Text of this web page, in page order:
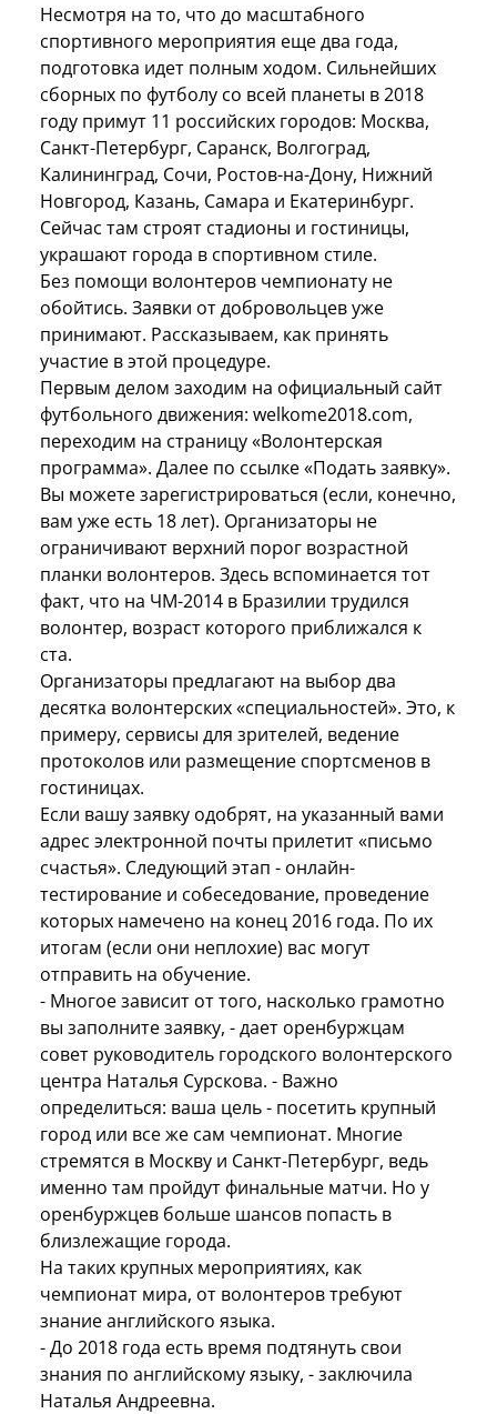
Несмотря на то, что до масштабного
спортивного мероприятия еще два года,
подготовка идет полным ходом. Сильнейших
сборных по футболу со всей планеты в 2018
году примут 11 российских городов: Москва,
Санкт-Петербург, Саранск, Волгоград,
Калининград, Сочи, Ростов-на-Дону, Нижний
Новгород, Казань, Самара и Екатеринбург.
Сейчас там строят стадионы и гостиницы,
украшают города в спортивном стиле.
Без помощи волонтеров чемпионату не
обойтись. Заявки от добровольцев уже
принимают. Рассказываем, как принять
участие в этой процедуре.
Первым делом заходим на официальный сайт
футбольного движения: welkome2018.com,
переходим на страницу «Волонтерская
программа». Далее по ссылке «Подать заявку».
Вы можете зарегистрироваться (если, конечно,
вам уже есть 18 лет). Организаторы не
ограничивают верхний порог возрастной
планки волонтеров. Здесь вспоминается тот
факт, что на ЧМ-2014 в Бразилии трудился
волонтер, возраст которого приближался к
ста.
Организаторы предлагают на выбор два
десятка волонтерских «специальностей». Это, к
примеру, сервисы для зрителей, ведение
протоколов или размещение спортсменов в
гостиницах.
Если вашу заявку одобрят, на указанный вами
адрес электронной почты прилетит «письмо
счастья». Следующий этап - онлайн-
тестирование и собеседование, проведение
которых намечено на конец 2016 года. По их
итогам (если они неплохие) вас могут
отправить на обучение.
- Многое зависит от того, насколько грамотно
вы заполните заявку, - дает оренбуржцам
совет руководитель городского волонтерского
центра Наталья Сурскова. - Важно
определиться: ваша цель - посетить крупный
город или все же сам чемпионат. Многие
стремятся в Москву и Санкт-Петербург, ведь
именно там пройдут финальные матчи. Но у
оренбуржцев больше шансов попасть в
близлежащие города.
На таких крупных мероприятиях, как
чемпионат мира, от волонтеров требуют
знание английского языка.
- До 2018 года есть время подтянуть свои
знания по английскому языку, - заключила
Наталья Андреевна.